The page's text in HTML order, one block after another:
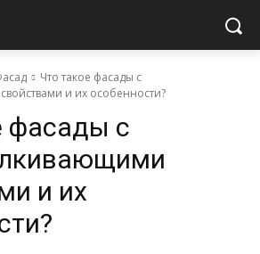
Что такое фасады с
и их особенности?
фасады с
и их